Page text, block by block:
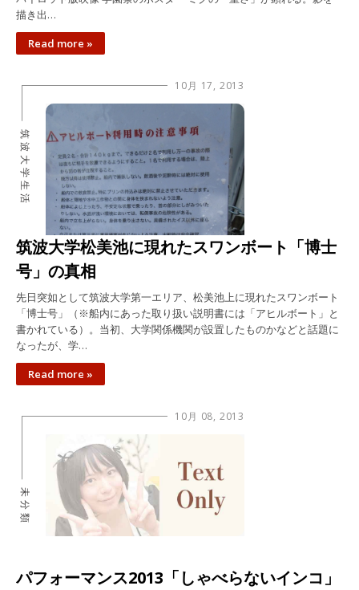
描き出…
Read more »
10月 17, 2013
筑波大学生活
筑波大学松美池に現れたスワンボート「博士
号」の真相
先日突如として筑波大学第一エリア、松美池上に現れたスワンボート
「博士号」（※船内にあった取り扱い説明書には「アヒルボート」と
書かれている）。当初、大学関係機関が設置したものかなどと話題に
なったが、学…
Read more »
10月 08, 2013
未分類
パフォーマンス2013「しゃべらないインコ」